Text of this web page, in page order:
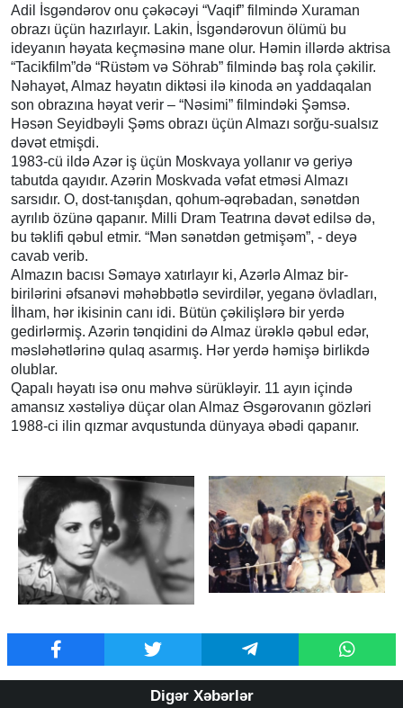
Adil İsgəndərov onu çəkəcəyi “Vaqif” filmində Xuraman
obrazı üçün hazırlayır. Lakin, İsgəndərovun ölümü bu
ideyanın həyata keçməsinə mane olur. Həmin illərdə aktrisa
“Tacikfilm”də “Rüstəm və Söhrab” filmində baş rola çəkilir.
Nəhayət, Almaz həyatın diktəsi ilə kinoda ən yaddaqalan
son obrazına həyat verir – “Nəsimi” filmindəki Şəmsə.
Həsən Seyidbəyli Şəms obrazı üçün Almazı sorğu-sualsız
dəvət etmişdi.
1983-cü ildə Azər iş üçün Moskvaya yollanır və geriyə
tabutda qayıdır. Azərin Moskvada vəfat etməsi Almazı
sarsıdır. O, dost-tanışdan, qohum-əqrəbadan, sənətdən
ayrılıb özünə qapanır. Milli Dram Teatrına dəvət edilsə də,
bu təklifi qəbul etmir. “Mən sənətdən getmişəm”, - deyə
cavab verib.
Almazın bacısı Səmayə xatırlayır ki, Azərlə Almaz bir-
birilərini əfsanəvi məhəbbətlə sevirdilər, yeganə övladları,
İlham, hər ikisinin canı idi. Bütün çəkilişlərə bir yerdə
gedirlərmiş. Azərin tənqidini də Almaz ürəklə qəbul edər,
məsləhətlərinə qulaq asarmış. Hər yerdə həmişə birlikdə
olublar.
Qapalı həyatı isə onu məhvə sürükləyir. 11 ayın içində
amansız xəstəliyə düçar olan Almaz Əsgərovanın gözləri
1988-ci ilin qızmar avqustunda dünyaya əbədi qapanır.
Digər Xəbərlər